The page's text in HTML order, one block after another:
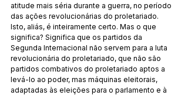
atitude mais séria durante a guerra, no período
das ações revolucionárias do proletariado.
Isto, aliás, é inteiramente certo. Mas o que
significa? Significa que os partidos da
Segunda Internacional não servem para a luta
revolucionária do proletariado, que não são
partidos combativos do proletariado aptos a
levá-lo ao poder, mas máquinas eleitorais,
adaptadas às eleições para o parlamento e à